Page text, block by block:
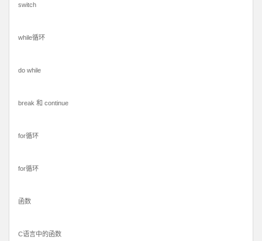
switch
while循环
do while
break 和 continue
for循环
for循环
函数
C语言中的函数